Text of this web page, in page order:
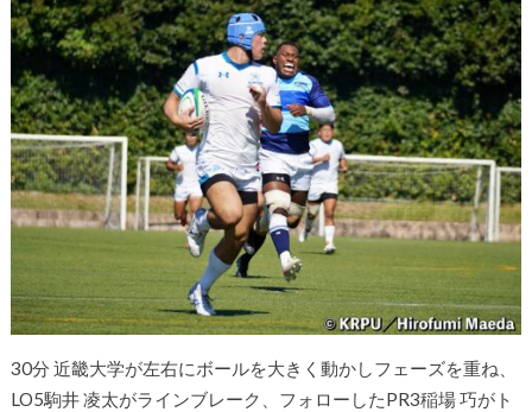
30分 近畿大学が左右にボールを大きく動かしフェーズを重ね、
LO5駒井 凌太がラインブレーク、フォローしたPR3稲場 巧がト